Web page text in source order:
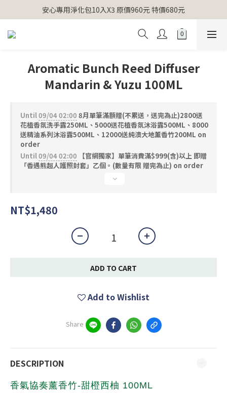
【官網獨家】首次消費 不限金額 即送 香遇熊超人行李吊牌
安心專用淨化包10入X3 原價960元 特價680元
氣場淨化全系列 66折起
Aromatic Bunch Reed Diffuser
Mandarin & Yuzu 100ML
Until09/04 02:00 8月單筆滿額贈(不累送，送完為止)2800送
花植香氛洗手露250ML、5000送花植香氛沐浴露500ML、8000
送精油系列沐浴露500ML、12000送純澳大地薰香竹200ML on
order
Until09/04 02:00 【官網獨家】單筆消費滿$999(含)以上 即贈
「香遇熊超人護照封套」乙個。(數量有限 贈完為止) on order
NT$1,480
ADD TO CART
Add to Wishlist
Share
DESCRIPTION
香氣協奏薰香竹-甜橙西柚 100ML